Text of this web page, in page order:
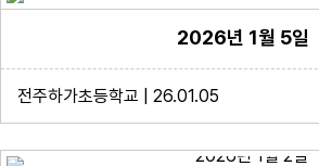
2026년 1월 5일
전주하가초등학교 | 26.01.05